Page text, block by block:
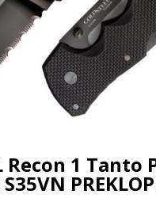
Recon 1 Tanto